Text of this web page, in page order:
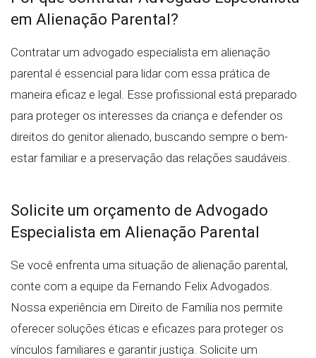
em Alienação Parental?
Contratar um advogado especialista em alienação
parental é essencial para lidar com essa prática de
maneira eficaz e legal. Esse profissional está preparado
para proteger os interesses da criança e defender os
direitos do genitor alienado, buscando sempre o bem-
estar familiar e a preservação das relações saudáveis.
Solicite um orçamento de Advogado
Especialista em Alienação Parental
Se você enfrenta uma situação de alienação parental,
conte com a equipe da Fernando Felix Advogados.
Nossa experiência em Direito de Família nos permite
oferecer soluções éticas e eficazes para proteger os
vínculos familiares e garantir justiça. Solicite um